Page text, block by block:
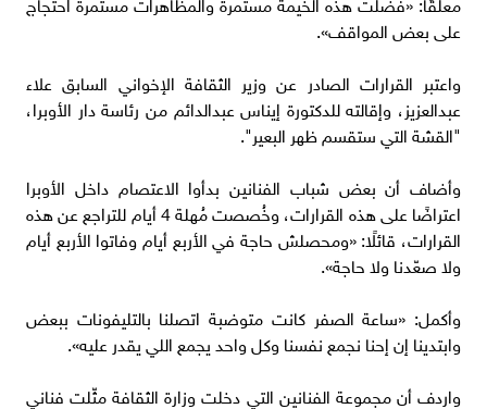
على بعض المواقف».
واعتبر القرارات الصادر عن وزير الثقافة الإخواني السابق علاء
عبدالعزيز، وإقالته للدكتورة إيناس عبدالدائم من رئاسة دار الأوبرا،
"القشة التي ستقسم ظهر البعير".
وأضاف أن بعض شباب الفنانين بدأوا الاعتصام داخل الأوبرا
اعتراضًا على هذه القرارات، وخُصصت مُهلة 4 أيام للتراجع عن هذه
القرارات، قائلًا: «ومحصلش حاجة في الأربع أيام وفاتوا الأربع أيام
ولا صعّدنا ولا حاجة».
وأكمل: «ساعة الصفر كانت متوضبة اتصلنا بالتليفونات ببعض
وابتدينا إن إحنا نجمع نفسنا وكل واحد يجمع اللي يقدر عليه».
واردف أن مجموعة الفنانين التي دخلت وزارة الثقافة مثّلت فناني